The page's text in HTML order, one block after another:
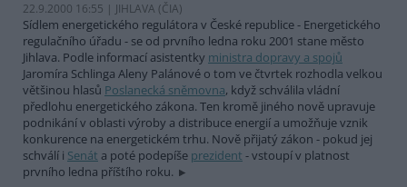
22.9.2000 16:55 | JIHLAVA (ČIA)
Sídlem energetického regulátora v České republice - Energetického
regulačního úřadu - se od prvního ledna roku 2001 stane město
Jihlava. Podle informací asistentky ministra dopravy a spojů
Jaromíra Schlinga Aleny Palánové o tom ve čtvrtek rozhodla velkou
většinou hlasů Poslanecká sněmovna, když schválila vládní
předlohu energetického zákona. Ten kromě jiného nově upravuje
podnikání v oblasti výroby a distribuce energií a umožňuje vznik
konkurence na energetickém trhu. Nově přijatý zákon - pokud jej
schválí i Senát a poté podepíše prezident - vstoupí v platnost
prvního ledna příštího roku.